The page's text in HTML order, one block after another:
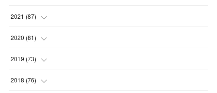
(6
(7
(8
(7
(7
(9
(4
(8
(10
(7
2021 (87)
(12 )
(9
(11
2020 (81)
(10 )
(11 )
2019 (73)
(4
2018 (76)